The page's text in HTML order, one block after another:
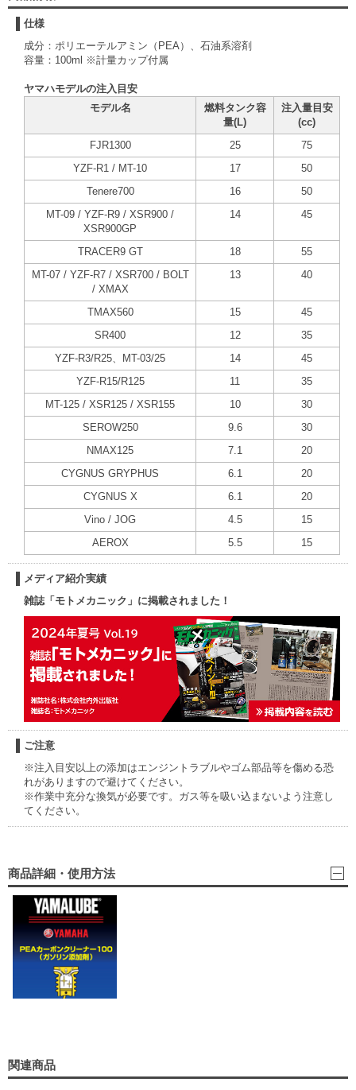
仕様
成分：ポリエーテルアミン（PEA）、石油系溶剤
容量：100ml ※計量カップ付属
ヤマハモデルの注入目安
モデル名
燃料タンク容
量(L)
注入量目安
(cc)
FJR1300
25
75
YZF-R1 / MT-10
17
50
Tenere700
16
50
MT-09 / YZF-R9 / XSR900 /
XSR900GP
14 45
TRACER9 GT 18
55
MT-07 / YZF-R7 / XSR700 / BOLT
/ XMAX
13 40
TMAX560 15
45
SR400
12
35
YZF-R3/R25、MT-03/25
14
45
YZF-R15/R125
11
35
MT-125 / XSR125 / XSR155
10
30
SEROW250
9.6
30
NMAX125
7.1
20
CYGNUS GRYPHUS
6.1
20
CYGNUS X
6.1
20
Vino / JOG
4.5
15
AEROX
5.5 15
メディア紹介実績
雑誌「モトメカニック」に掲載されました！
ご注意
※注入目安以上の添加はエンジントラブルやゴム部品等を傷める恐
れがありますので避けてください。
※作業中充分な換気が必要です。ガス等を吸い込まないよう注意し
てください。
商品詳細・使用方法
関連商品